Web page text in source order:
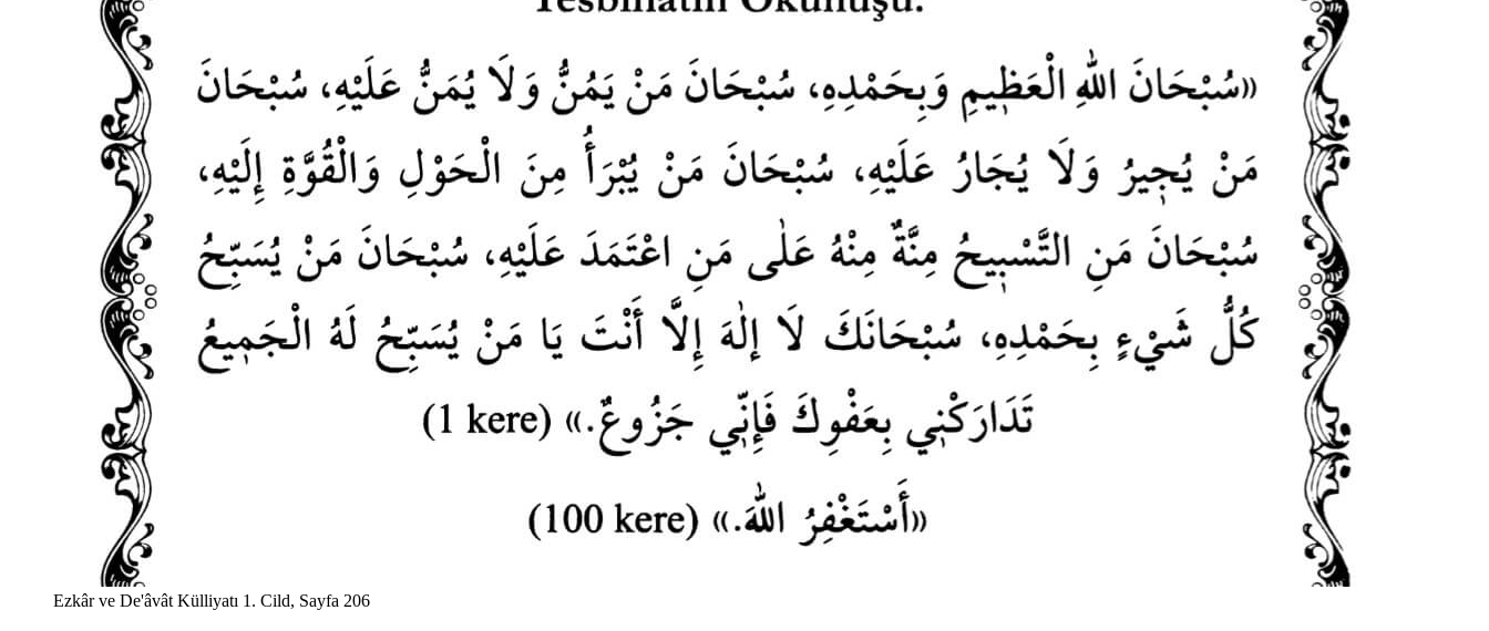
Ezkâr ve De'âvât Külliyatı 1. Cild, Sayfa 206